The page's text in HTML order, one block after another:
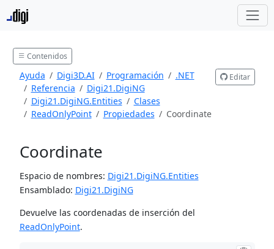
Contenidos
Ayuda Digi3D.AI Programación
.NET
Referencia
Digi21.DigiNG
Digi21.DigiNG.Entities
Clases
ReadOnlyPoint
Propiedades Coordinate
Editar
Coordinate
Espacio de nombres: Digi21.DigiNG.Entities
Ensamblado: Digi21.DigiNG
Devuelve las coordenadas de inserción del
ReadOnlyPoint.